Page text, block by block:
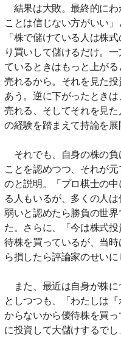
結果は大敗。最終的にわ
ことは信じない方がいい」
「株で儲けている人は株
り買いして儲けるだけ。
ているときはもっと上が
売れるから。それを見た
あう。逆に下がったとき
売れる、そしてそれを見
の経験を踏まえて持論を展
それでも、自身の株の
ことを認めつつ、それが
のと説明。「プロ棋士の
る人もいるが、多くの人
弱いと認めたら勝負の世
た。さらに、「今は株式
待株を買っているが、当
ら損したら評論家のせいに
また、最近は自身が株
としつつも、「わたしは
からないから優待株を買
に投資して大儲けするでし